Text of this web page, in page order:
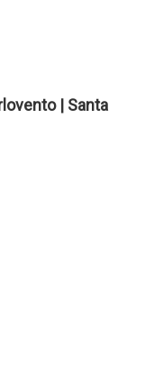
| Santa